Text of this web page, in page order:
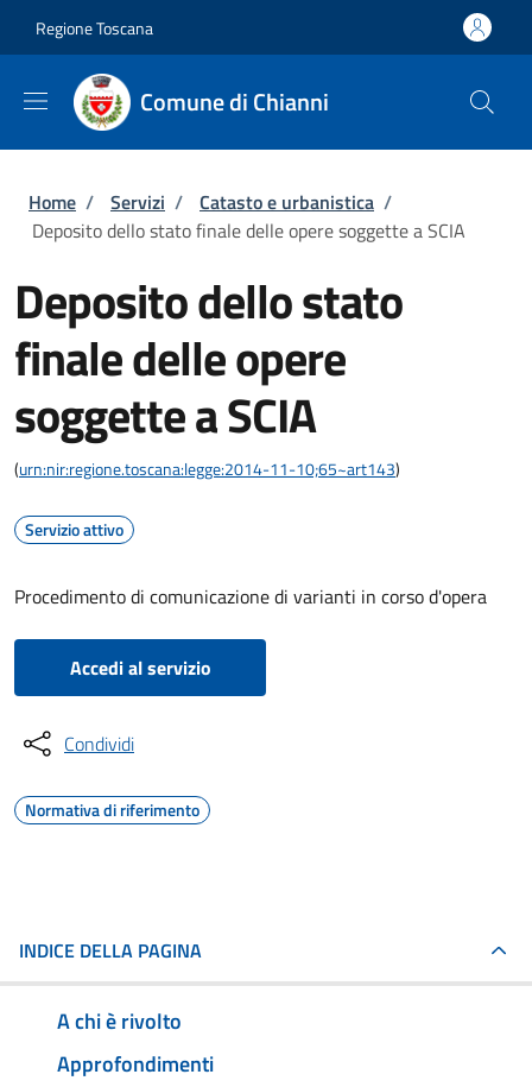
Regione Toscana
Comune di Chianni
Briciole di pane
Home / Servizi / Catasto e urbanistica /
Deposito dello stato finale delle opere soggette a SCIA
Deposito dello stato
finale delle opere
soggette a SCIA
(urn:nir:regione.toscana:legge:2014-11-10;65~art143)
Servizio attivo
Procedimento di comunicazione di varianti in corso d'opera
Accedi al servizio
Condividi
Normativa di riferimento
INDICE DELLA PAGINA
A chi è rivolto
Approfondimenti